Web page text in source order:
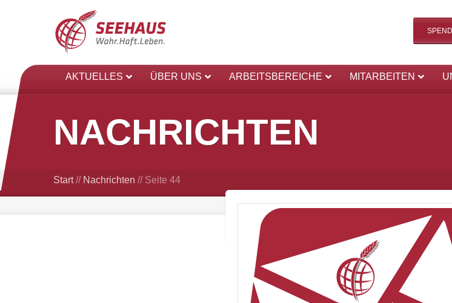
AKTUELLES ÜBER UNS ARBEITSBEREICHE MITARBEITEN
NACHRICHTEN
Start// Nachrichten // Seite 44